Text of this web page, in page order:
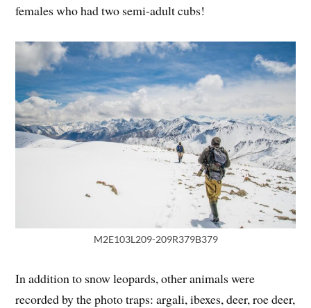
females who had two semi-adult cubs!
M2E103L209-209R379B379
In addition to snow leopards, other animals were
recorded by the photo traps: argali, ibexes, deer, roe deer,